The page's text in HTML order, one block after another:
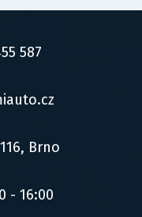
587
Brno
- 16:00